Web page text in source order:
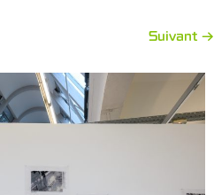
Suivant →